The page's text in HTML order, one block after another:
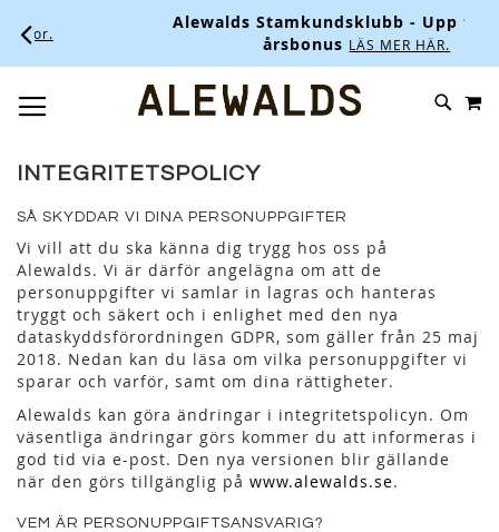
Alewalds Stamkundsklubb - Upp till 10% i
LÄS MER HÄR.
SKIP
INTEGRITETSPOLICY
SÅ SKYDDAR VI DINA PERSONUPPGIFTER
Vi vill att du ska känna dig trygg hos oss på
Alewalds. Vi är därför angelägna om att de
personuppgifter vi samlar in lagras och hanteras
tryggt och säkert och i enlighet med den nya
dataskyddsförordningen GDPR, som gäller från 25 maj
2018. Nedan kan du läsa om vilka personuppgifter vi
sparar och varför, samt om dina rättigheter.
Alewalds kan göra ändringar i integritetspolicyn. Om
väsentliga ändringar görs kommer du att informeras i
god tid via e-post. Den nya versionen blir gällande
när den görs tillgänglig på www.alewalds.se.
VEM ÄR PERSONUPPGIFTSANSVARIG?